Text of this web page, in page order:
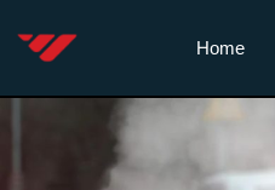
Home